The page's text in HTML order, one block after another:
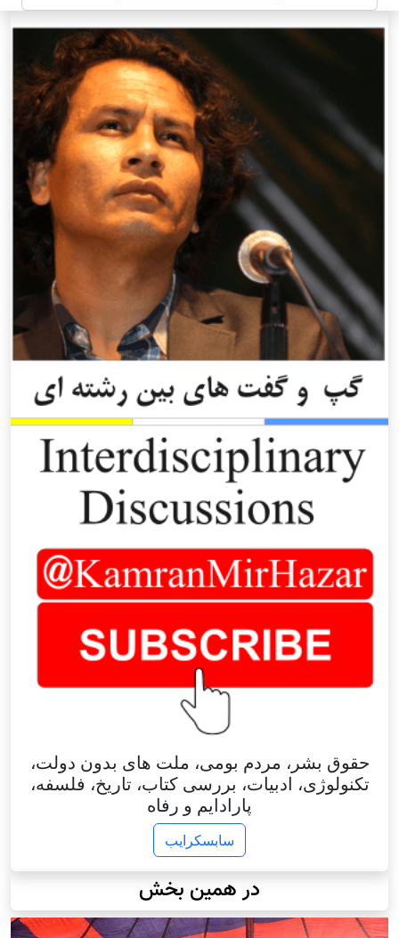
حقوق بشر، مردم بومی، ملت های بدون دولت،
تکنولوژی، ادبیات، بررسی کتاب، تاریخ، فلسفه،
پارادایم و رفاه
سابسکرایب
در همین بخش